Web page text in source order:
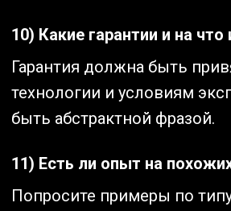
10) Какие гарантии и на
Гарантия должна быть
технологии и условиям
быть абстрактной фразой.
11) Есть ли опыт на
Попросите примеры по